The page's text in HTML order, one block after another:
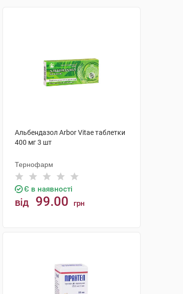
Альбендазол Arbor Vitae таблетки
400 мг 3 шт
Тернофарм
Є в наявності
від 99.00 грн